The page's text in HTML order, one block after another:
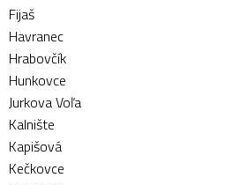
Fijaš
Havranec
Hrabovčík
Hunkovce
Jurkova Voľa
Kalnište
Kapišová
Kečkovce